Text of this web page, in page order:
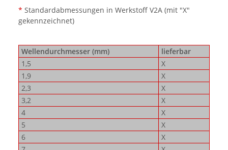
* Standardabmessungen in Werkstoff V2A (mit "X"
gekennzeichnet)
Wellendurchmesser (mm)
lieferbar
1,5
X
1,9
X
2,3
X
3,2
X
4
X
5
X
6
X